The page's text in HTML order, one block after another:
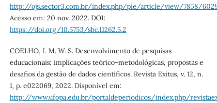
http://ojs.sector3.com.br/index.php/pie/article/view/7858/
Acesso em: 20 nov. 2022. DOI:
https://doi.org/10.5753/sbc.11262.5.2
COELHO, I. M. W. S. Desenvolvimento de pesquisas
educacionais: implicações teórico-metodológicas, propostas e
desafios da gestão de dados científicos. Revista Exitus, v. 12, n.
1, p. e022069, 2022. Disponível em:
http://www.ufopa.edu.br/portaldeperiodicos/index.php/